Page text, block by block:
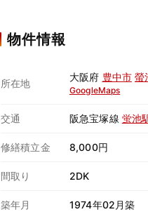
物件情報
所在地
大阪府 豊中市 螢
GoogleMaps
交通 阪急宝塚線 蛍池
修繕積立金 8,000円
間取り 2DK
築年月 1974年02月築